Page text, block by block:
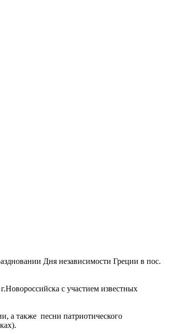
Дня независимости Греции в пос.
с участием известных
а также песни патриотического